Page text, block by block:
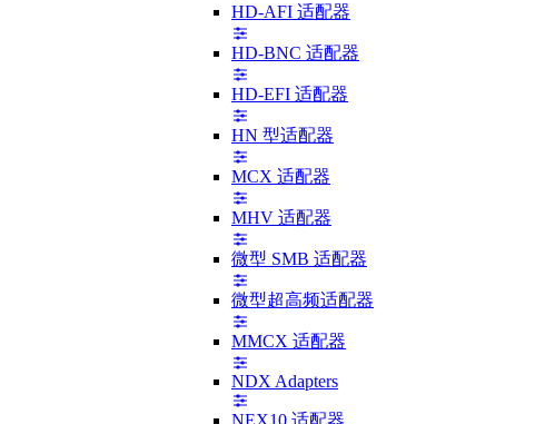
HD-AFI 适配器
HD-BNC 适配器
HD-EFI 适配器
HN 型适配器
MCX 适配器
MHV 适配器
微型 SMB 适配器
微型超高频适配器
MMCX 适配器
NDX Adapters
NEX10 适配器